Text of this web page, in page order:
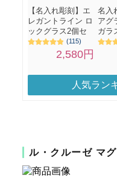
人気ラン
ル・クルーゼ マ